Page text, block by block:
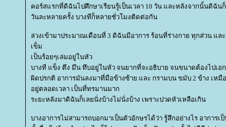
คอร์สแรกที่ดิฉันไปศึกษาเรียนรู้เป็นเวลา 10 วัน และหลังจากนั้นดิฉั
วันละหลายครั้ง บางทีก็หลายชั่วโมงติดต่อกัน
ล่วงเข้ามาประมาณเดือนที่ 3 ดิฉันมีอาการ ร้อนที่ร่างกาย ทุกส่วน แล
เข็ม
เป็นร้อยๆเล่มอยู่ในหัว
บางที แข็ง ตึง มึน ทึบอยู่ในหัว จนยากที่จะอธิบาย จนขนาดต้องไปเอ
ผิดปรกติ อาการมันลงมาที่มือข้างซ้าย และ กรามบน ขมับ 2 ข้าง เหมื
อยู่ตลอดเวลา เป็นที่ทรมานมาก
ระยะหลังมาดิฉันก็เลยนั่งบ้างไม่นั่งบ้าง เพราะปวดหัวเหลือเกิน
บางอาการไม่สามารถบอกมาเป็นตัวอักษรได้ว่า รู้สึกอย่างไร อาการเ